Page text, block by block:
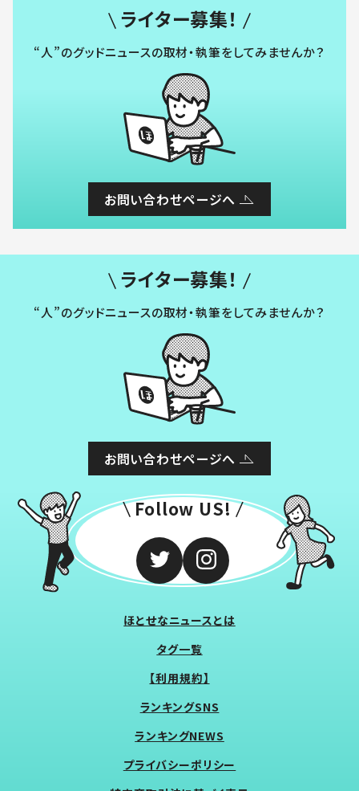
ライター募集！
“人”のグッドニュースの取材・執筆をしてみませんか？
お問い合わせページへ
ライター募集！
“人”のグッドニュースの取材・執筆をしてみませんか？
お問い合わせページへ
Follow US!
ほとせなニュースとは
タグ一覧
【利用規約】
ランキングSNS
ランキングNEWS
プライバシーポリシー